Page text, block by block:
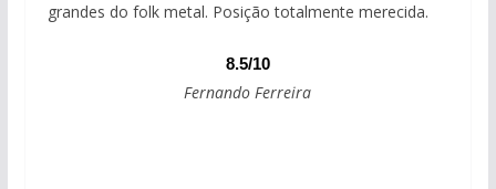
grandes do folk metal. Posição totalmente merecida.
8.5/10
Fernando Ferreira